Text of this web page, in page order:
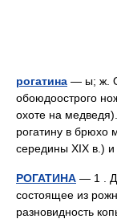
рогатина — ы; ж.
обоюдоострого
охоте на
рогатину в брюхо
середины XIX в.)
РОГАТИНА — 1 .
состоящее из
разновидность